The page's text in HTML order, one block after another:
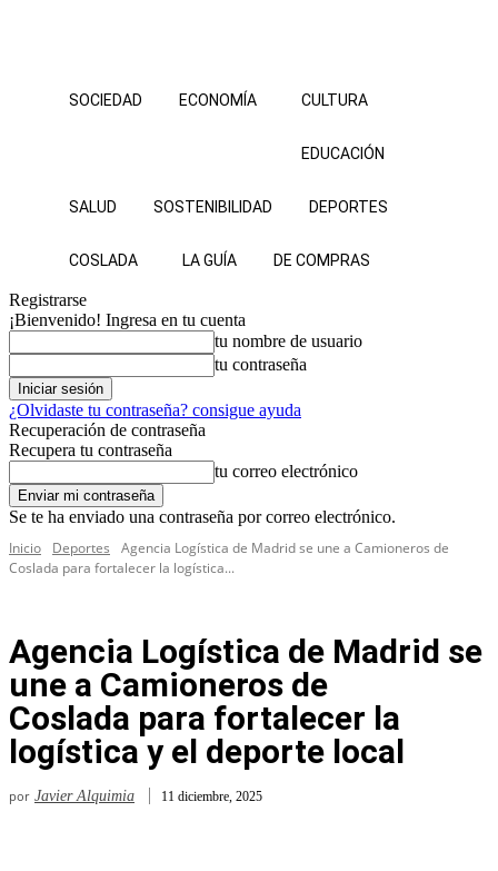
SOCIEDAD ECONOMÍA CULTURA
EDUCACIÓN
SALUD SOSTENIBILIDAD DEPORTES
COSLADA LA GUÍA DE COMPRAS
Registrarse
¡Bienvenido! Ingresa en tu cuenta
tu nombre de usuario
tu contraseña
¿Olvidaste tu contraseña? consigue ayuda
Recuperación de contraseña
Recupera tu contraseña
tu correo electrónico
Se te ha enviado una contraseña por correo electrónico.
Inicio
Deportes
Agencia Logística de Madrid se une a Camioneros de
Coslada para fortalecer la logística...
Agencia Logística de Madrid se
une a Camioneros de
Coslada para fortalecer la
logística y el deporte local
por Javier Alquimia 11 diciembre, 2025